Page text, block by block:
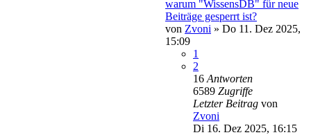
warum "WissensDB" für neue
Beiträge gesperrt ist?
von Zvoni » Do 11. Dez 2025,
15:09
1
2
16 Antworten
6589 Zugriffe
Letzter Beitrag von
Zvoni
Di 16. Dez 2025, 16:15